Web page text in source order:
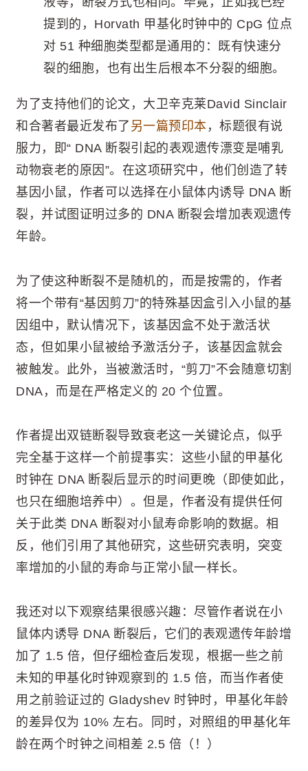
提到的，Horvath 甲基化时钟中的 CpG 位点
对 51 种细胞类型都是通用的：既有快速分
裂的细胞，也有出生后根本不分裂的细胞。
为了支持他们的论文，大卫辛克莱David Sinclair
和合著者最近发布了 另一篇预印本 ，标题很有说
服力，即“ DNA 断裂引起的表观遗传漂变是哺乳
动物衰老的原因”。在这项研究中，他们创造了转
基因小鼠，作者可以选择在小鼠体内诱导 DNA 断
裂，并试图证明过多的 DNA 断裂会增加表观遗传
年龄。
为了使这种断裂不是随机的，而是按需的，作者
将一个带有“基因剪刀”的特殊基因盒引入小鼠的基
因组中，默认情况下，该基因盒不处于激活状
态，但如果小鼠被给予激活分子，该基因盒就会
被触发。此外，当被激活时，“剪刀”不会随意切割
DNA，而是在严格定义的 20 个位置。
作者提出双链断裂导致衰老这一关键论点，似乎
完全基于这样一个前提事实：这些小鼠的甲基化
时钟在 DNA 断裂后显示的时间更晚（即使如此，
也只在细胞培养中）。但是，作者没有提供任何
关于此类 DNA 断裂对小鼠寿命影响的数据。相
反，他们引用了其他研究，这些研究表明，突变
率增加的小鼠的寿命与正常小鼠一样长。
我还对以下观察结果很感兴趣：尽管作者说在小
鼠体内诱导 DNA 断裂后，它们的表观遗传年龄增
加了 1.5 倍，但仔细检查后发现，根据一些之前
未知的甲基化时钟观察到的 1.5 倍，而当作者使
用之前验证过的 Gladyshev 时钟时，甲基化年龄
的差异仅为 10% 左右。同时，对照组的甲基化年
龄在两个时钟之间相差 2.5 倍（！）